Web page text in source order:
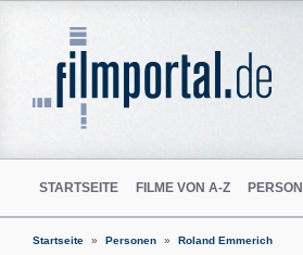
STARTSEITE FILME VON A-Z
Startseite Personen Roland Emmerich